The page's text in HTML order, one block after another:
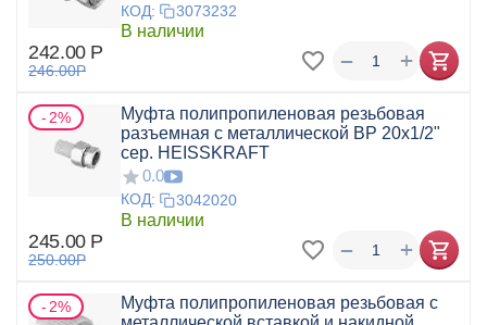
КОД: 3073232
В наличии
242.00 Р
246.00Р +
−
2%
Муфта полипропиленовая резьбовая
разъемная с металлической ВР 20x1/2"
сер. HEISSKRAFT
0.0
КОД: 3042020
В наличии
245.00 Р
250.00Р +
−
2%
Муфта полипропиленовая резьбовая с